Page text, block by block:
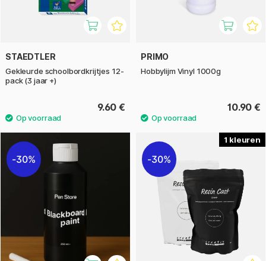
STAEDTLER
Gekleurde schoolbordkrijtjes 12-
pack (3 jaar +)
9.60 €
PRIMO
Hobbylijm Vinyl 1000g
10.90 €
30%
1
30%